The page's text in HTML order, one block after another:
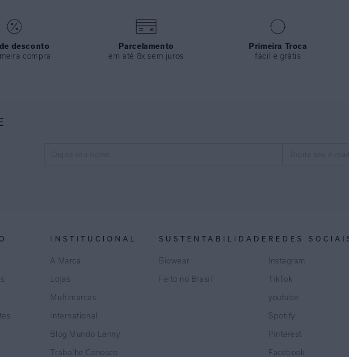
desconto
compra
Parcelamento
em até 8x sem juros
Primeira Troca
fácil e grátis
INSTITUCIONAL
A Marca
Lojas
Multimarcas
International
Blog Mundo Lenny
Trabalhe Conosco
SUSTENTABILIDADE
Biowear
Feito no Brasil
REDES
Instagram
TikTok
youtube
Spotify
Pinterest
Facebook